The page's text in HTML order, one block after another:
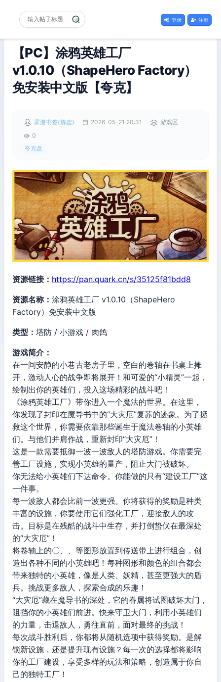
登录 注册
【PC】涂鸦英雄工厂
v1.0.10（ShapeHero Factory）
免安装中文版【夸克】
雾港书签(炼虚) 2026-05-21 20:31
游戏区
0
夸克盘
资源链接： https://pan.quark.cn/s/35125f81bdd8
资源名称： 涂鸦英雄工厂 v1.0.10（ShapeHero
Factory）免安装中文版
类型： 塔防 / 小游戏 / 肉鸽
游戏简介：
在一间安静的小巷古老房子里，空白的卷轴在书桌上摊
开，激动人心的战争即将展开！和可爱的“小精灵”一起，
绘制出你的英雄们，投入这场精彩的战斗吧！
《涂鸦英雄工厂》带你进入一个魔法的世界。在这里，
你发现了封印在魔导书中的“大灾厄”复苏的迹象。为了拯
救这个世界，你需要依靠那些诞生于魔法卷轴的小英雄
们。与他们并肩作战，重新封印“大灾厄”！
这是一款需要抵御一波一波敌人的塔防游戏。你需要完
善工厂设施，实现小英雄的量产，阻止大门被破坏。
你无法给小英雄们下达命令。你能做的只有“建设工厂”这
一件事。
每一波敌人都会比前一波更强。你将获得的奖励是种类
丰富的设施，你要使用它们强化工厂，迎接敌人的攻
击。目标是在残酷的战斗中生存，并打倒蛰伏在最深处
的“大灾厄”！
将卷轴上的〇、、等图形放置到传送带上进行组合，创
造出各种不同的小英雄吧！每种图形和颜色的组合都会
带来独特的小英雄，像是人类、妖精，甚至更强大的盾
兵。挑战更多敌人，探索合成的乐趣！
“大灾厄”藏在魔导书的深处，它的眷属将试图破坏大门，
阻挡你的小英雄们前进。快来守卫大门，利用小英雄们
的力量，击退敌人，勇往直前，面对最终的挑战！
每次战斗胜利后，你都将从随机选项中获得奖励。是解
锁新设施，还是提升现有设施？每一次的选择都将影响
你的工厂建设，享受多样的玩法和策略，创造属于你自
己的独特工厂！